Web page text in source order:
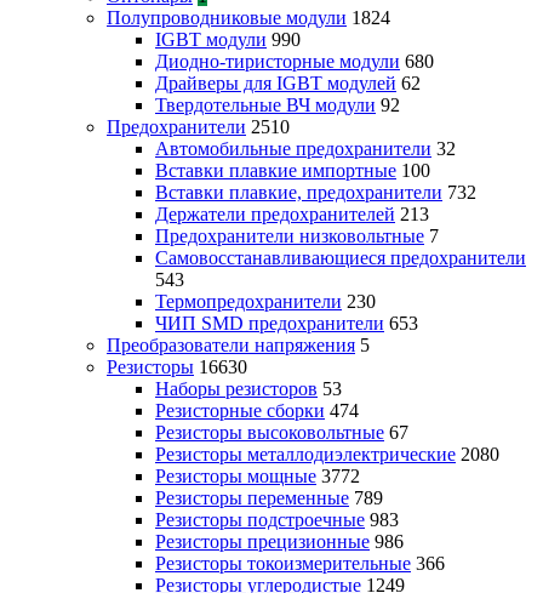
Полупроводниковые модули 1824
IGBT модули 990
Диодно-тиристорные модули 680
Драйверы для IGBT модулей 62
Твердотельные ВЧ модули 92
Предохранители 2510
Автомобильные предохранители 32
Вставки плавкие импортные 100
Вставки плавкие, предохранители 732
Держатели предохранителей 213
Предохранители низковольтные 7
Самовосстанавливающиеся предохранители
543
Термопредохранители 230
ЧИП SMD предохранители 653
Преобразователи напряжения 5
Резисторы 16630
Наборы резисторов 53
Резисторные сборки 474
Резисторы высоковольтные 67
Резисторы металлодиэлектрические 2080
Резисторы мощные 3772
Резисторы переменные 789
Резисторы подстроечные 983
Резисторы прецизионные 986
Резисторы токоизмерительные 366
Резисторы углеродистые 1249